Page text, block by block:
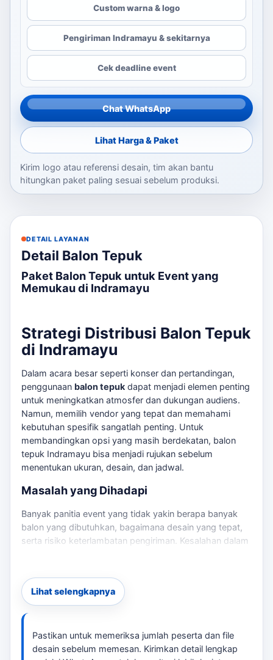
Custom warna & logo
Pengiriman Indramayu & sekitarnya
Cek deadline event
Chat WhatsApp
Lihat Harga & Paket
Kirim logo atau referensi desain, tim akan bantu
hitungkan paket paling sesuai sebelum produksi.
DETAIL LAYANAN
Detail Balon Tepuk
Paket Balon Tepuk untuk Event yang
Memukau di Indramayu
Strategi Distribusi Balon Tepuk
di Indramayu
Dalam acara besar seperti konser dan pertandingan,
penggunaan balon tepuk dapat menjadi elemen penting
untuk meningkatkan atmosfer dan dukungan audiens.
Namun, memilih vendor yang tepat dan memahami
kebutuhan spesifik sangatlah penting. Untuk
membandingkan opsi yang masih berdekatan, balon
tepuk Indramayu bisa menjadi rujukan sebelum
menentukan ukuran, desain, dan jadwal.
Masalah yang Dihadapi
Banyak panitia event yang tidak yakin berapa banyak
balon yang dibutuhkan, bagaimana desain yang tepat,
serta risiko keterlambatan pengiriman. Kesalahan dalam
membandingkan opsi yang masih berdekatan,
pembuatan balon tepuk custom Indramayu
rujukan sebelum menentukan ukuran, desain, dan
jadwal.
Solusi Kami
Lihat selengkapnya
Pastikan untuk memeriksa jumlah peserta dan file
desain sebelum memesan. Kirimkan detail lengkap